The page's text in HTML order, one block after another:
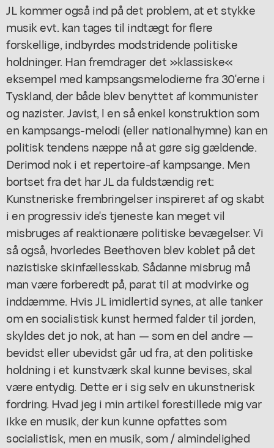
JL kommer også ind på det problem, at et stykke
musik evt. kan tages til indtægt for flere
forskellige, indbyrdes modstridende politiske
holdninger. Han fremdrager det »klassiske«
eksempel med kampsangsmelodierne fra 30'erne i
Tyskland, der både blev benyttet af kommunister
og nazister. Javist, l en så enkel konstruktion som
en kampsangs-melodi (eller nationalhymne) kan en
politisk tendens næppe nå at gøre sig gældende.
Derimod nok i et repertoire-af kampsange. Men
bortset fra det har JL da fuldstændig ret:
Kunstneriske frembringelser inspireret af og skabt
i en progressiv ide's tjeneste kan meget vil
misbruges af reaktionære politiske bevægelser. Vi
så også, hvorledes Beethoven blev koblet på det
nazistiske skinfællesskab. Sådanne misbrug må
man være forberedt på, parat til at modvirke og
inddæmme. Hvis JL imidlertid synes, at alle tanker
om en socialistisk kunst hermed falder til jorden,
skyldes det jo nok, at han — som en del andre —
bevidst eller ubevidst går ud fra, at den politiske
holdning i et kunstværk skal kunne bevises, skal
være entydig. Dette er i sig selv en ukunstnerisk
fordring. Hvad jeg i min artikel forestillede mig var
ikke en musik, der kun kunne opfattes som
socialistisk, men en musik, som / almindelighed